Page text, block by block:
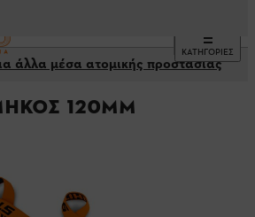
ΚΑΤΗΓΟΡΙΕΣ
άλλα μέσα ατομικής προστασίας
120mm